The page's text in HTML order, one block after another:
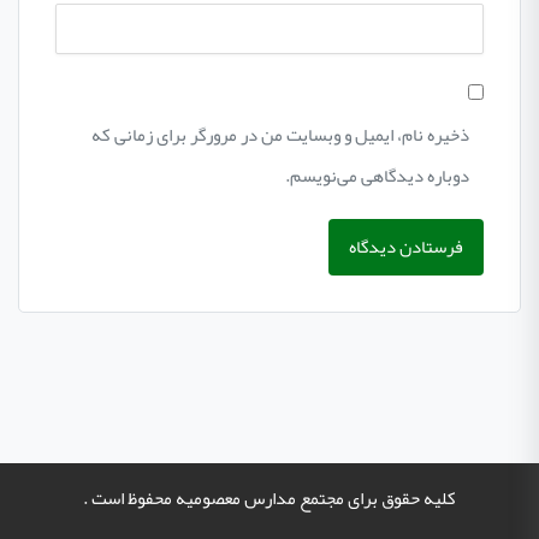
ذخیره نام، ایمیل و وبسایت من در مرورگر برای زمانی که
دوباره دیدگاهی می‌نویسم.
کلیه حقوق برای مجتمع مدارس معصومیه محفوظ است .